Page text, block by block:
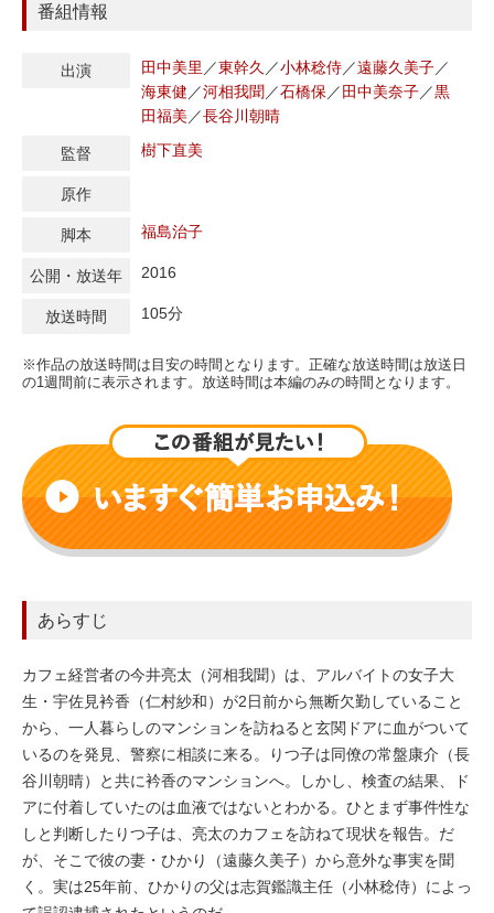
番組情報
出演 田中美里 ／東幹久 ／小林稔侍／遠藤久美子／
海東健 ／河相我聞 ／石橋保／ 田中美奈子／黒
田福美 ／長谷川朝晴
監督 樹下直美
原作
脚本 福島治子
公開・放送年 2016
放送時間 105分
※作品の放送時間は目安の時間となります。正確な放送時間は放送日
の1週間前に表示されます。放送時間は本編のみの時間となります。
あらすじ
カフェ経営者の今井亮太（河相我聞）は、アルバイトの女子大
生・宇佐見衿香（仁村紗和）が2日前から無断欠勤していること
から、一人暮らしのマンションを訪ねると玄関ドアに血がついて
いるのを発見、警察に相談に来る。りつ子は同僚の常盤康介（長
谷川朝晴）と共に衿香のマンションへ。しかし、検査の結果、ド
アに付着していたのは血液ではないとわかる。ひとまず事件性な
しと判断したりつ子は、亮太のカフェを訪ねて現状を報告。だ
が、そこで彼の妻・ひかり（遠藤久美子）から意外な事実を聞
く。実は25年前、ひかりの父は志賀鑑識主任（小林稔侍）によっ